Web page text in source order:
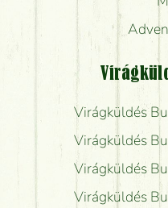
Virágküldés
Virágküldés
Virágküldés
Virágküldés